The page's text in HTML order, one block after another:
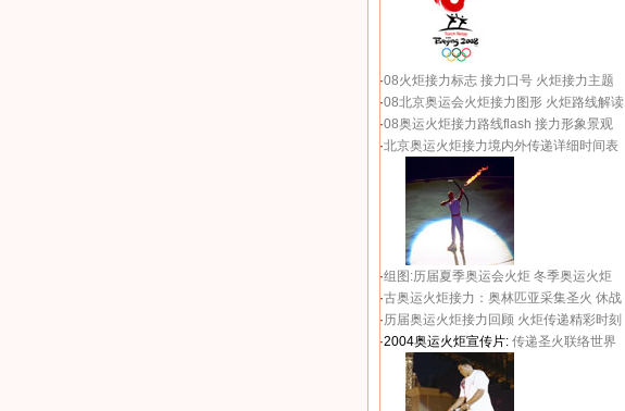
·08火炬接力标志 接力口号 火炬接力主题
·08北京奥运会火炬接力图形 火炬路线解读
·08奥运火炬接力路线flash 接力形象景观
·北京奥运火炬接力境内外传递详细时间表
·组图:历届夏季奥运会火炬 冬季奥运火炬
·古奥运火炬接力：奥林匹亚采集圣火 休战
·历届奥运火炬接力回顾 火炬传递精彩时刻
·2004奥运火炬宣传片: 传递圣火联络世界